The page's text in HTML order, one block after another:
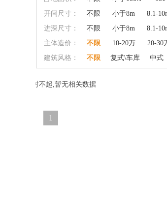
开间尺寸：
不限 小于8m 8.1-
进深尺寸：
不限 小于8m 8.1-
主体造价：
不限 10-20万 20-30
建筑风格：
不限 复式\车库 中式
对不起,暂无相关数据
1